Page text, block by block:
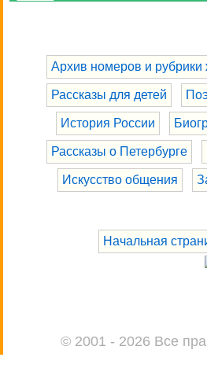
Архив номеров и рубрики
Рассказы для детей
История России
Рассказы о Петербурге
Искусство общения
Начальная
© 2001 - 2026 Все